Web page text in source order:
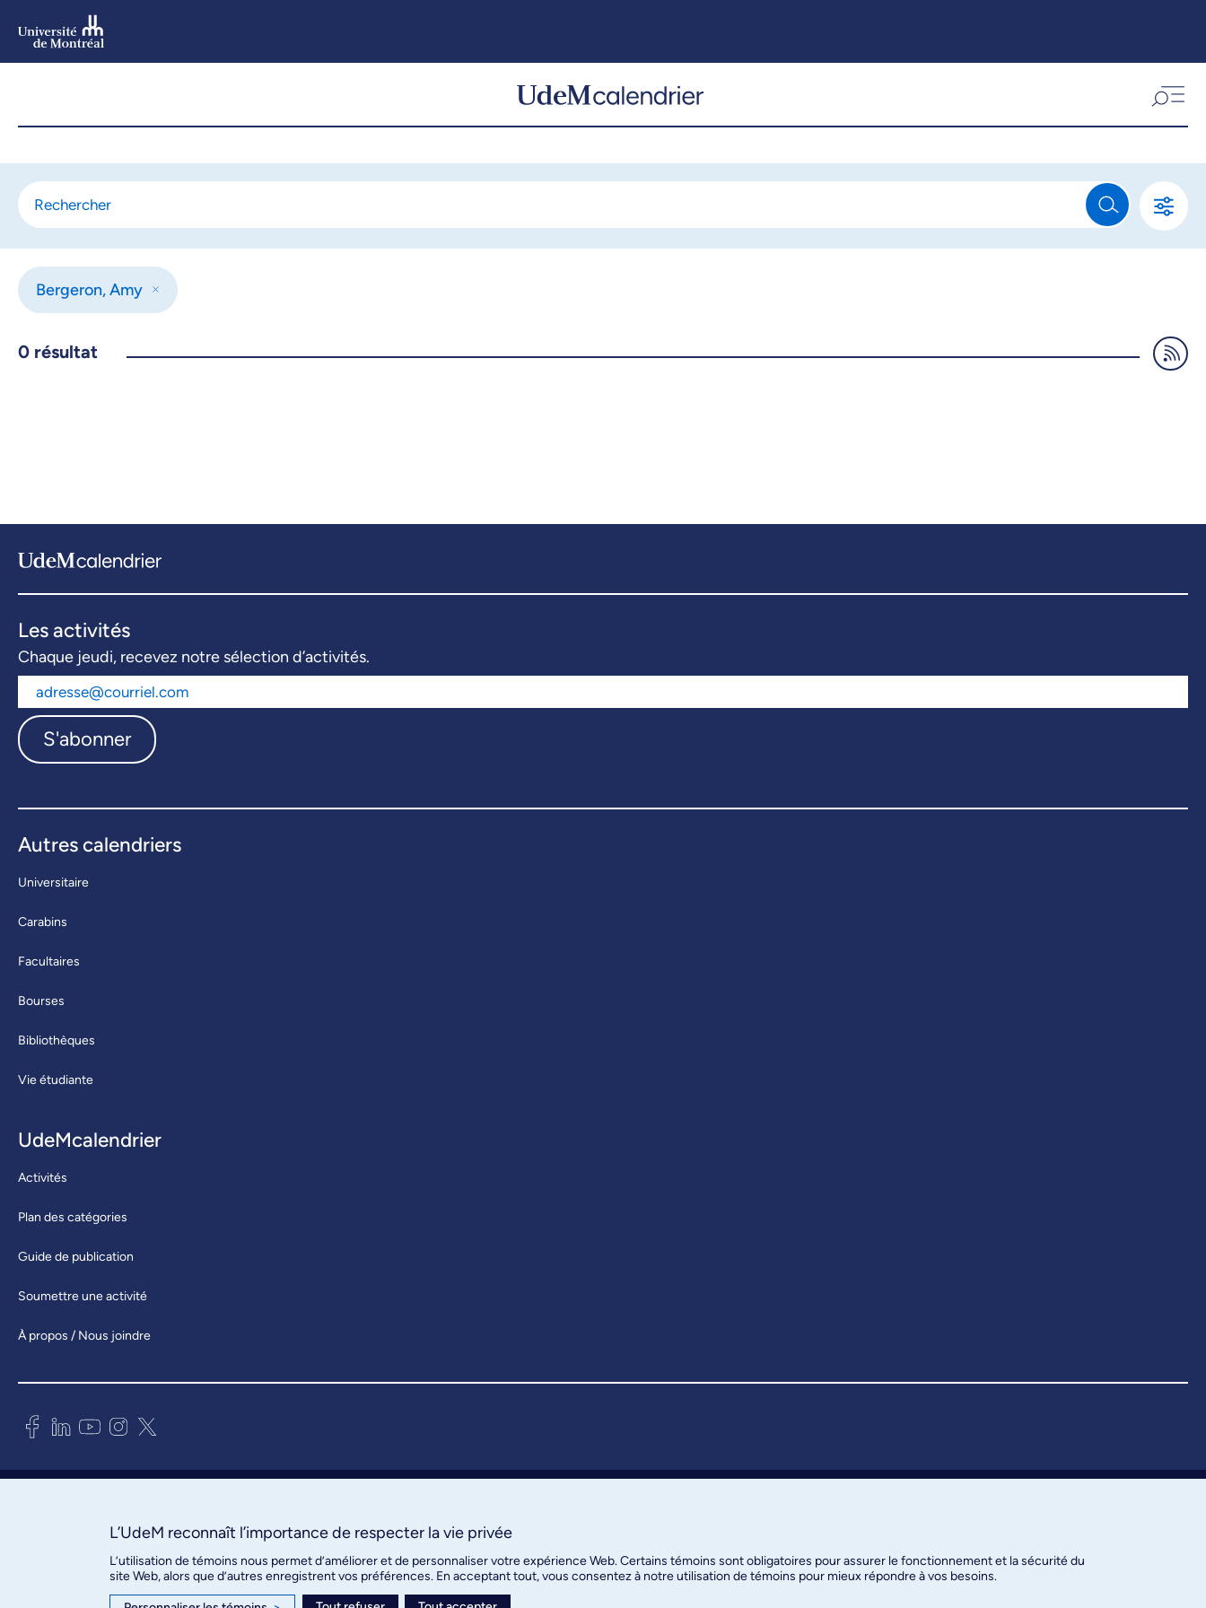
Bergeron, Amy
0 résultat
Les activités
Chaque jeudi, recevez notre sélection d’activités.
S'abonner
Autres calendriers
Universitaire
Carabins
Facultaires
Bourses
Bibliothèques
Vie étudiante
UdeMcalendrier
Activités
Plan des catégories
Guide de publication
Soumettre une activité
À propos / Nous joindre
Bureau des communications et
3744, rue Jean-Brillant, bureau 490
L’UdeM reconnaît l’importance de respecter la vie privée
L’utilisation de témoins nous permet d’améliorer et de personnaliser votre expérience Web. Certains témoins sont obligatoires pour assurer le fonctionnement et la sécurité du
site Web, alors que d’autres enregistrent vos préférences. En acceptant tout, vous consentez à notre utilisation de témoins pour mieux répondre à vos besoins.